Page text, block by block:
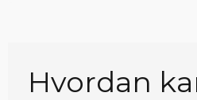
Hvordan